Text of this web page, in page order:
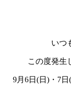
いつ
この度発生
9月6日(日)・7